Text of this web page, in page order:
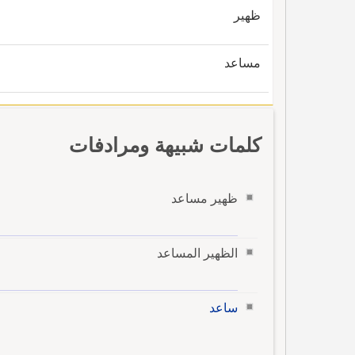
ظهير
مساعد
كلمات شبيهة ومرادفات
ظهير مساعد
الظهير المساعد
ساعد